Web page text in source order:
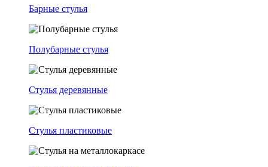
Барные стулья
Полубарные стулья
Стулья деревянные
Стулья пластиковые